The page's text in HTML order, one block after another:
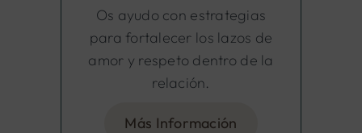
Os ayudo con estrategias
para fortalecer los lazos de
amor y respeto dentro de la
relación.
Más Información